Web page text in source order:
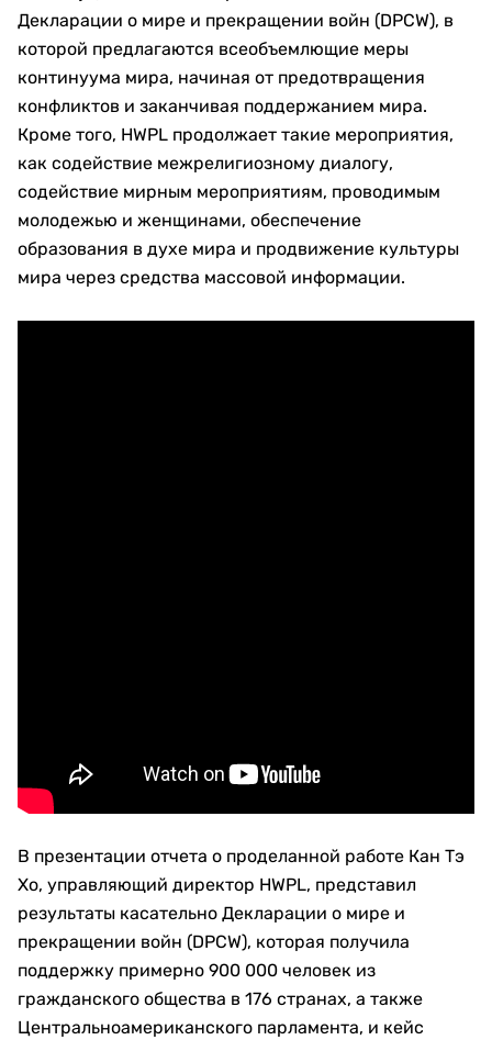
Декларации о мире и прекращении войн (DPCW), в
которой предлагаются всеобъемлющие меры
континуума мира, начиная от предотвращения
конфликтов и заканчивая поддержанием мира.
Кроме того, HWPL продолжает такие мероприятия,
как содействие межрелигиозному диалогу,
содействие мирным мероприятиям, проводимым
молодежью и женщинами, обеспечение
образования в духе мира и продвижение культуры
мира через средства массовой информации.
В презентации отчета о проделанной работе Кан Тэ
Хо, управляющий директор HWPL, представил
результаты касательно Декларации о мире и
прекращении войн (DPCW), которая получила
поддержку примерно 900 000 человек из
гражданского общества в 176 странах, а также
Центральноамериканского парламента, и кейс